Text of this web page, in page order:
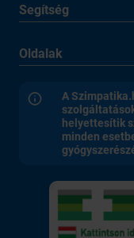
Segítség
Oldalak
A
helyettesítik
minden